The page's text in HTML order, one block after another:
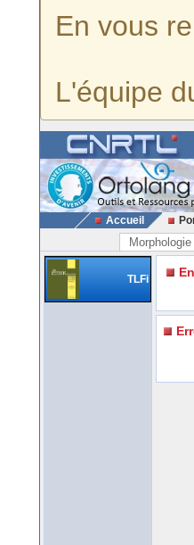
En vous
L'équipe
Accueil
Morphologie
TLFi